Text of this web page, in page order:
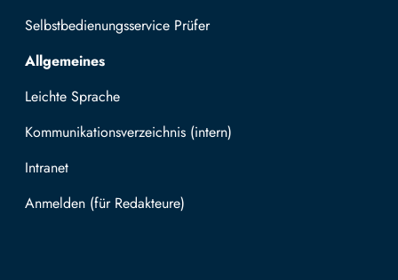
Selbstbedienungsservice Prüfer
Allgemeines
Leichte Sprache
Kommunikationsverzeichnis (intern)
Intranet
Mit TUBAF Login anmelden